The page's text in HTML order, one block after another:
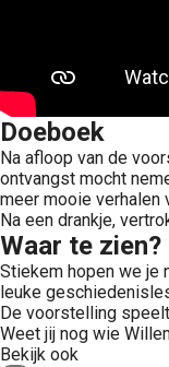
Doeboek
Na afloop van de
ontvangst mocht
meer mooie verhalen
Na een drankje,
Waar te zien?
Stiekem hopen we je
leuke
De voorstelling
Weet jij nog wie
Bekijk ook